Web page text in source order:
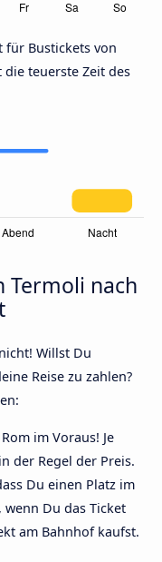
für Bustickets von
die teuerste Zeit des
Termoli nach
Willst Du
Reise zu zahlen?
im Voraus! Je
der Regel der Preis.
Du einen Platz im
wenn Du das Ticket
am Bahnhof kaufst.